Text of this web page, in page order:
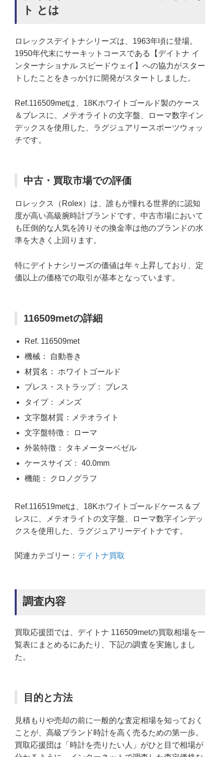
ト とは
ロレックスデイトナシリーズは、1963年頃に登場。
1950年代末にサーキットコースである【デイトナ イ
ンターナショナル スピードウェイ】への協力がスター
トしたことをきっかけに開発がスタートしました。
Ref.116509metは、18Kホワイトゴールド製のケース
＆ブレスに、メテオライトの文字盤、ローマ数字イン
デックスを使用した、ラグジュアリースポーツウォッ
チです。
中古・買取市場での評価
ロレックス（Rolex）は、誰もが憧れる世界的に認知
度が高い高級腕時計ブランドです。中古市場において
も圧倒的な人気を誇りその換金率は他のブランドの水
準を大きく上回ります。
特にデイトナシリーズの価値は年々上昇しており、定
価以上の価格での取引が基本となっています。
116509metの詳細
Ref. 116509met
機械： 自動巻き
材質名： ホワイトゴールド
ブレス・ストラップ： ブレス
タイプ： メンズ
文字盤材質：メテオライト
文字盤特徴： ローマ
外装特徴： タキメーターベゼル
ケースサイズ： 40.0mm
機能： クロノグラフ
Ref.116519metは、18Kホワイトゴールドケース＆ブ
レスに、メテオライトの文字盤、ローマ数字インデッ
クスを使用した、ラグジュアリーデイトナです。
関連カテゴリー： デイトナ買取
調査内容
買取応援団では、デイトナ 116509metの買取相場を一
覧表にまとめるにあたり、下記の調査を実施しまし
た。
目的と方法
見積もりや売却の前に一般的な査定相場を知っておく
ことが、高級ブランド時計を高く売るための第一歩。
買取応援団は「時計を売りたい人」がひと目で相場が